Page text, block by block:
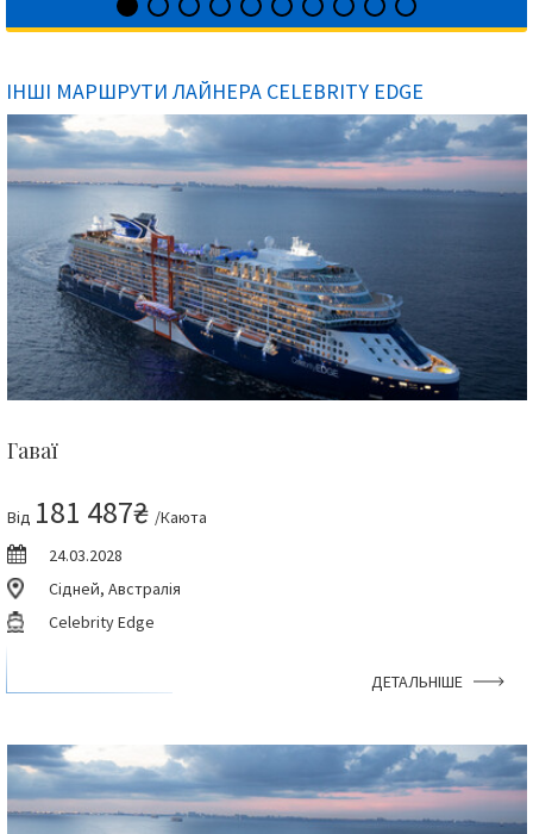
ІНШІ МАРШРУТИ ЛАЙНЕРА CELEBRITY EDGE
Гаваї
Від 181 487₴ /Каюта
24.03.2028
Сідней, Австралія
Celebrity Edge
ДЕТАЛЬНІШЕ